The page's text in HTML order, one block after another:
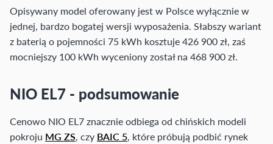
Opisywany model oferowany jest w Polsce wyłącznie w
jednej, bardzo bogatej wersji wyposażenia. Słabszy wariant
z baterią o pojemności 75 kWh kosztuje 426 900 zł, zaś
mocniejszy 100 kWh wyceniony został na 468 900 zł.
NIO EL7 - podsumowanie
Cenowo NIO EL7 znacznie odbiega od chińskich modeli
pokroju MG ZS, czy BAIC 5, które próbują podbić rynek